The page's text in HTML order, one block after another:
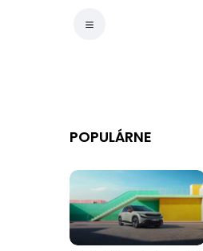
POPULÁRNE